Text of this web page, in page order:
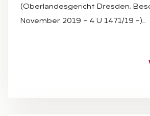
(Oberlandesgericht Dresden,
November 2019 – 4 U 1471/19 –)…